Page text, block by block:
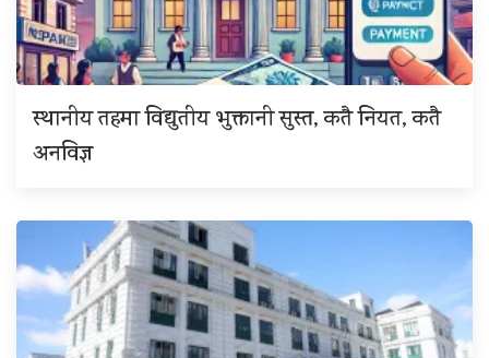
स्थानीय तहमा विद्युतीय भुक्तानी सुस्त, कतै नियत, कतै
अनविज्ञ